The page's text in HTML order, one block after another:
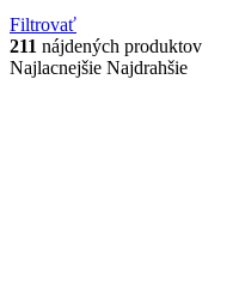
Filtrovať
211 nájdených produktov
Najlacnejšie Najdrahšie